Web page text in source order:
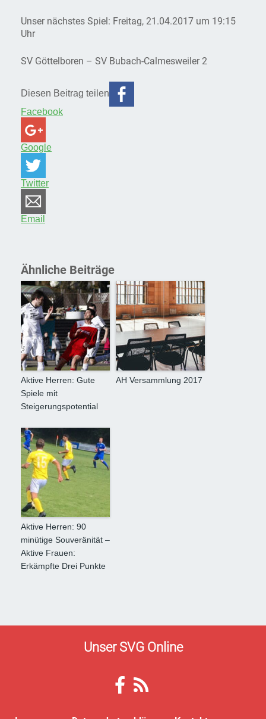
Unser nächstes Spiel: Freitag, 21.04.2017 um 19:15
Uhr
SV Göttelboren – SV Bubach-Calmesweiler 2
Diesen Beitrag teilen
Facebook
Google
Twitter
Email
Ähnliche Beiträge
Aktive Herren: Gute
Spiele mit
Steigerungspotential
AH Versammlung 2017
Aktive Herren: 90
minütige Souveränität –
Aktive Frauen:
Erkämpfte Drei Punkte
Unser SVG Online